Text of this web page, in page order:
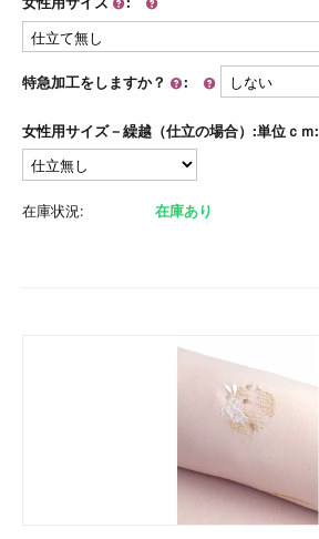
特急加工をしますか？ :
女性用サイズ－繰越（仕立の場合）:単位ｃｍ:
在庫状況: 在庫あり